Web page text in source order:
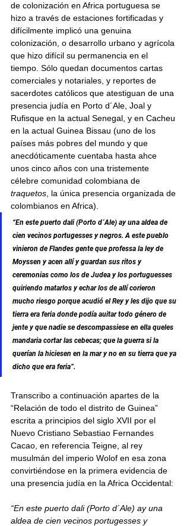
de colonización en Africa portuguesa se
hizo a través de estaciones fortificadas y
difícilmente implicó una genuina
colonización, o desarrollo urbano y agrícola
que hizo difícil su permanencia en el
tiempo. Sólo quedan documentos cartas
comerciales y notariales, y reportes de
sacerdotes católicos que atestiguan de una
presencia judía en Porto d´Ale, Joal y
Rufisque en la actual Senegal, y en Cacheu
en la actual Guinea Bissau (uno de los
países más pobres del mundo y que
anecdóticamente cuentaba hasta ahce
unos cinco años con una tristemente
célebre comunidad colombiana de
traquetos , la única presencia organizada de
colombianos en Africa).
“En este puerto dali (Porto d´Ale) ay una aldea de
cien vecinos portugesses y negros. A este pueblo
vinieron de Flandes gente que professa la ley de
Moyssen y acen allí y guardan sus ritos y
ceremonias como los de Judea y los portuguesses
quiriendo matarlos y echar los de allí corieron
mucho riesgo porque acudió el Rey y les dijo que su
tierra era feria donde podía auitar todo género de
jente y que nadie se descompassiese en ella queles
mandaria cortar las cebecas; que la guerra si la
querían la hiciesen en la mar y no en su tierra que ya
dicho que era feria”.
Transcribo a continuación apartes de la
“Relación de todo el distrito de Guinea”
escrita a principios del siglo XVII por el
Nuevo Cristiano Sebastiao Fernandes
Cacao, en referencia Teigne, al rey
musulmán del imperio Wolof en esa zona
convirtiéndose en la primera evidencia de
una presencia judía en la Africa Occidental:
“En este puerto dali (Porto d´Ale) ay una
aldea de cien vecinos portugesses y